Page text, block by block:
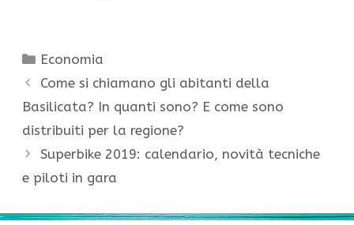
Categorie
Economia
Come si chiamano gli abitanti della
Basilicata? In quanti sono? E come sono
distribuiti per la regione?
Superbike 2019: calendario, novità tecniche
e piloti in gara